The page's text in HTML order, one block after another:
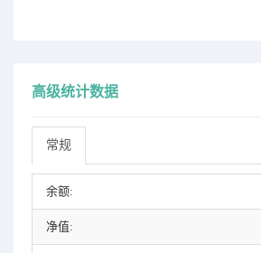
高级统计数据
常规
余额:
净值: